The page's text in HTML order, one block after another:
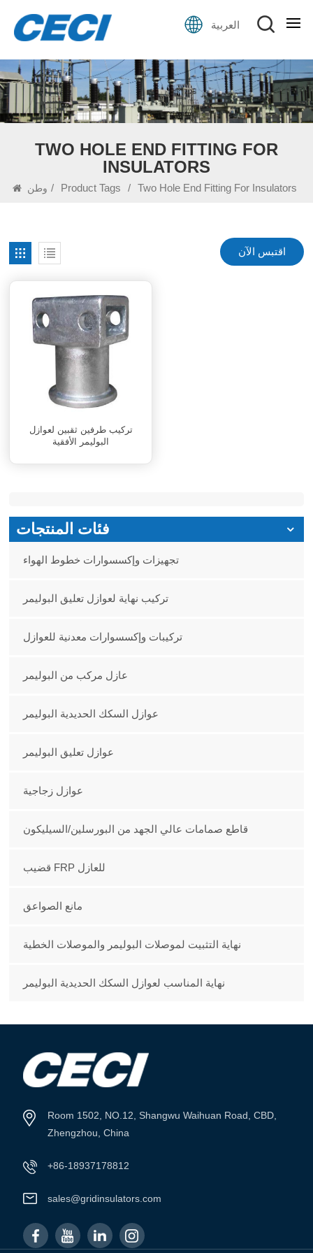
العربية
TWO HOLE END FITTING FOR
INSULATORS
وطن / Product Tags / Two Hole End Fitting For Insulators
اقتبس الآن
تركيب طرفين ثقبين لعوازل
البوليمر الأفقية
فئات المنتجات
تجهيزات وإكسسوارات خطوط الهواء
تركيب نهاية لعوازل تعليق البوليمر
تركيبات وإكسسوارات معدنية للعوازل
عازل مركب من البوليمر
عوازل السكك الحديدية البوليمر
عوازل تعليق البوليمر
عوازل زجاجية
قاطع صمامات عالي الجهد من البورسلين/السيليكون
قضيب FRP للعازل
مانع الصواعق
نهاية التثبيت لموصلات البوليمر والموصلات الخطية
نهاية المناسب لعوازل السكك الحديدية البوليمر
Room 1502, NO.12, Shangwu Waihuan Road, CBD,
Zhengzhou, China
+86-18937178812
sales@gridinsulators.com